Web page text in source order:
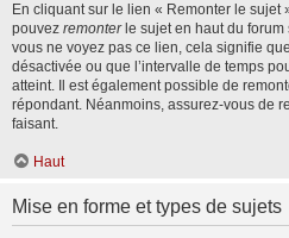
En cliquant sur le lien « Remonter le sujet
pouvez remonterle sujet en haut du forum
vous ne voyez pas ce lien, cela signifie
désactivée ou que l’intervalle de temps
atteint. Il est également possible de
répondant. Néanmoins, assurez-vous de
faisant.
Haut
Mise en forme et types de sujets